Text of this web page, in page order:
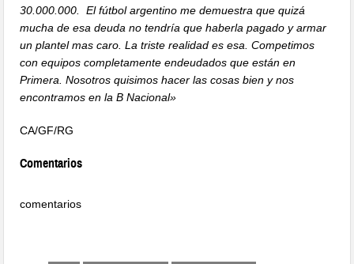
30.000.000. El fútbol argentino me demuestra que quizá
mucha de esa deuda no tendría que haberla pagado y armar
un plantel mas caro. La triste realidad es esa. Competimos
con equipos completamente endeudados que están en
Primera. Nosotros quisimos hacer las cosas bien y nos
encontramos en la B Nacional»
CA/GF/RG
Comentarios
comentarios